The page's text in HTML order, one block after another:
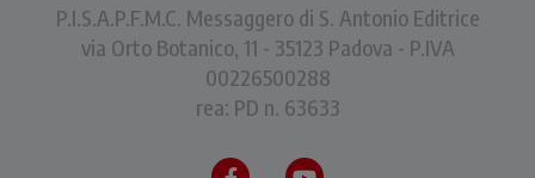
P.I.S.A.P.F.M.C. Messaggero di S. Antonio Editrice
via Orto Botanico, 11 - 35123 Padova - P.IVA
00226500288
rea: PD n. 63633